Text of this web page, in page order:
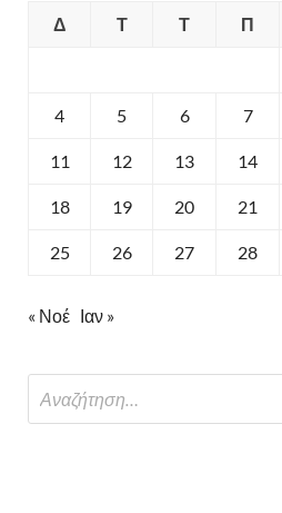
Δ
Τ Τ Π
4 5 6 7
11 12 13 14
18 19 20 21
25 26 27 28
« Νοέ Ιαν »